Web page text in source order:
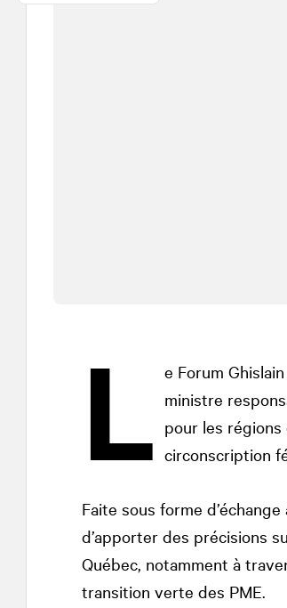
L e Forum
ministre
pour les
circonscription
Faite sous forme
d’apporter des précisions
Québec, notamment à
transition verte des PME.